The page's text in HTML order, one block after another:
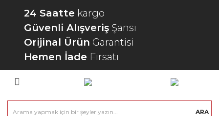
24 Saatte kargo
Güvenli Alışveriş Şansı
Orijinal Ürün Garantisi
Hemen İade Fırsatı
ARA